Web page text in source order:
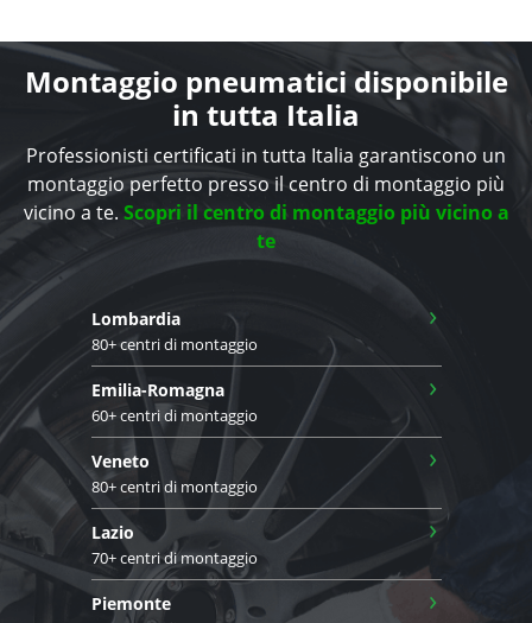
Montaggio pneumatici disponibile
in tutta Italia
Professionisti certificati in tutta Italia garantiscono un
montaggio perfetto presso il centro di montaggio più
vicino a te. Scopri il centro di montaggio più vicino a
te
Lombardia
80+ centri di montaggio
›
Emilia-Romagna
60+ centri di montaggio
›
Veneto
80+ centri di montaggio
›
Lazio
70+ centri di montaggio
›
Piemonte ›